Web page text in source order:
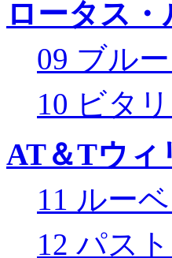
ロータス
09 ブル
10 ビタ
AT＆Tウィ
11 ルー
12 パス